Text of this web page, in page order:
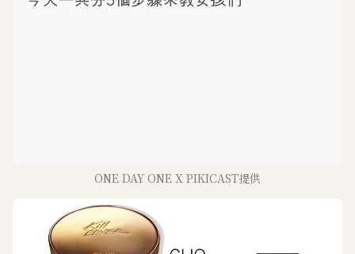
ONE DAY ONE X PIKICAST提供